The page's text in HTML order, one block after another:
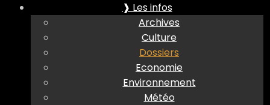
❱ Les infos
Archives
Culture
Dossiers
Economie
Environnement
Météo